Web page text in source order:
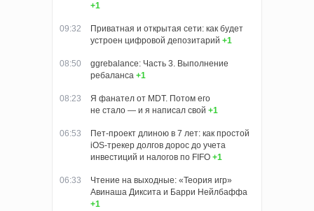
+1
09:32
Приватная и открытая сети: как будет
устроен цифровой депозитарий +1
08:50
ggrebalance: Часть 3. Выполнение
ребаланса +1
08:23
Я фанател от MDT. Потом его
не стало — и я написал свой +1
06:53
Пет-проект длиною в 7 лет: как простой
iOS-трекер долгов дорос до учета
инвестиций и налогов по FIFO +1
06:33
Чтение на выходные: «Теория игр»
Авинаша Диксита и Барри Нейлбаффа
+1